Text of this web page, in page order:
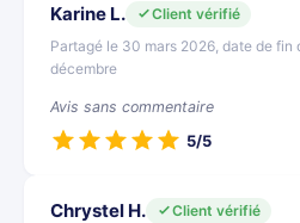
Karine L.
Client vérifié
Partagé le 30 mars 2026, date de fin
décembre
Avis sans commentaire
5/5
Chrystel H. Client vérifié